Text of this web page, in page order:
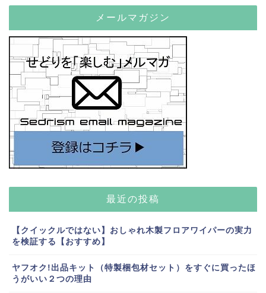
メールマガジン
最近の投稿
【クイックルではない】おしゃれ木製フロアワイパーの実力
を検証する【おすすめ】
ヤフオク!出品キット（特製梱包材セット）をすぐに買ったほ
うがいい２つの理由